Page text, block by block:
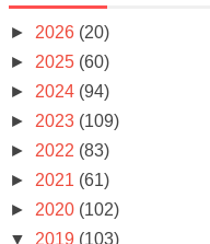
► 2026 (20)
► 2025 (60)
► 2024 (94)
► 2023 (109)
► 2022 (83)
► 2021 (61)
► 2020 (102)
▼ 2019 (103)